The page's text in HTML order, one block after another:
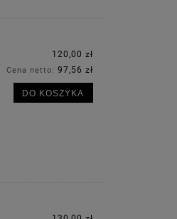
120,00 zł
Cena netto: 97,56 zł
DO KOSZYKA